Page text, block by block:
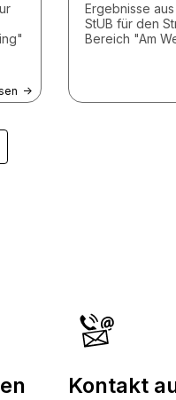
Ergebnisse
StUB für den
Bereich "Am
Kontakt